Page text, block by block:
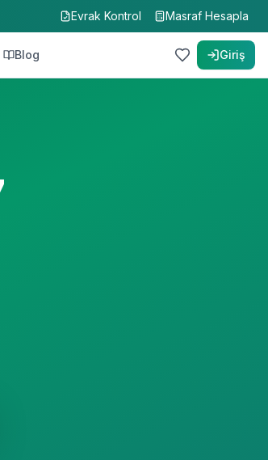
Evrak Kontrol Masraf Hesapla
Blog Giriş
umre-firmalari